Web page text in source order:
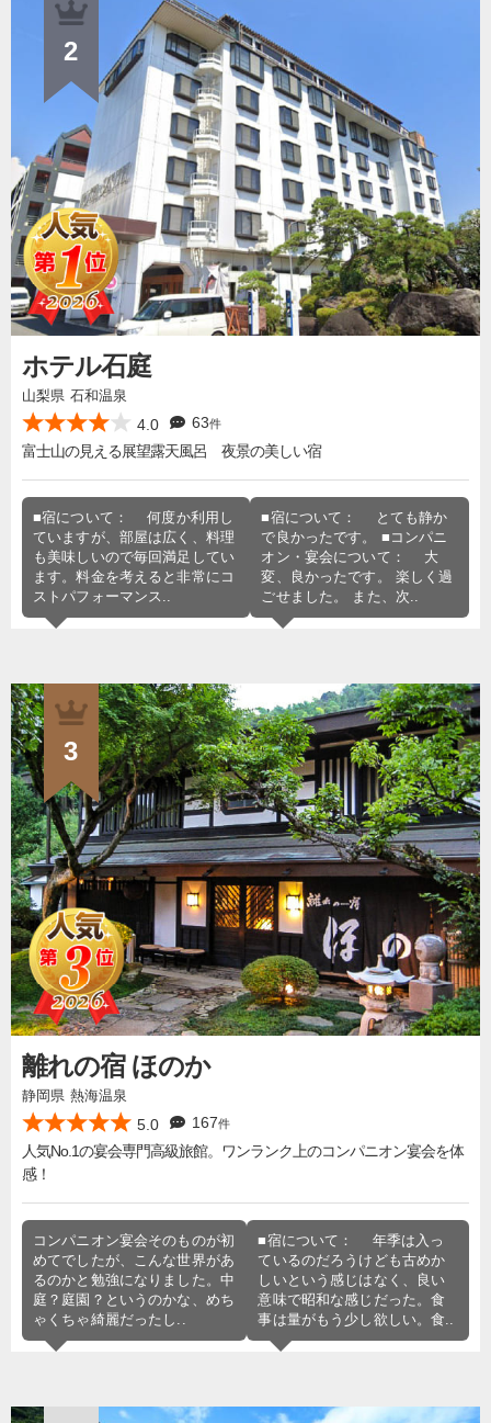
2
ホテル石庭
山梨県 石和温泉
4.0 63件
富士山の見える展望露天風呂 夜景の美しい宿
■宿について： 何度か利用し
ていますが、部屋は広く、料理
も美味しいので毎回満足してい
ます。料金を考えると非常にコ
ストパフォーマンス..
■宿について： とても静か
で良かったです。 ■コンパニ
オン・宴会について： 大
変、良かったです。 楽しく過
ごせました。 また、次..
3
離れの宿 ほのか
静岡県 熱海温泉
5.0 167件
人気No.1の宴会専門高級旅館。ワンランク上のコンパニオン宴会を体
感！
コンパニオン宴会そのものが初
めてでしたが、こんな世界があ
るのかと勉強になりました。中
庭？庭園？というのかな、めち
ゃくちゃ綺麗だったし..
■宿について： 年季は入っ
ているのだろうけども古めか
しいという感じはなく、良い
意味で昭和な感じだった。食
事は量がもう少し欲しい。食..